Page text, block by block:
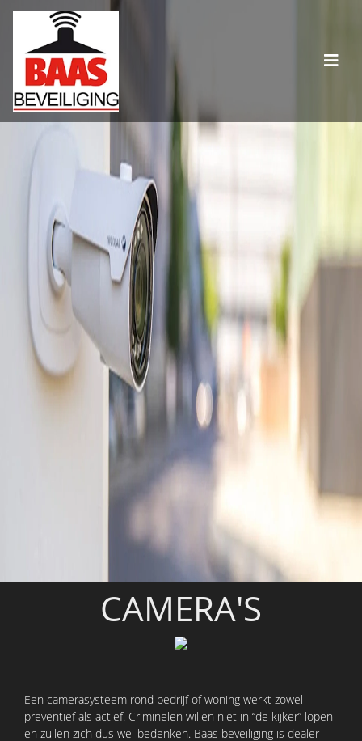
CAMERA'S
Een camerasysteem rond bedrijf of woning werkt zowel
preventief als actief. Criminelen willen niet in “de kijker” lopen
en zullen zich dus wel bedenken. Baas beveiliging is dealer